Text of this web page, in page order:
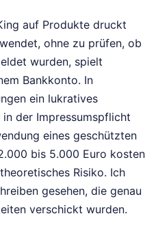
auf Produkte druckt
ohne zu prüfen, ob
wurden, spielt
Bankkonto. In
ein lukratives
in der Impressumspflicht
eines geschützten
bis 5.000 Euro kosten
Risiko. Ich
gesehen, die genau
verschickt wurden.